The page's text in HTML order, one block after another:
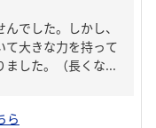
でした。しかし、
て大きな力を持って
ました。（長くな...
ら